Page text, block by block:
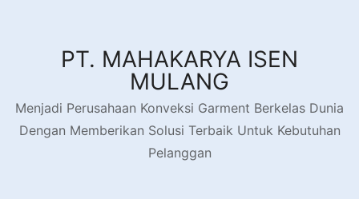
PT. MAHAKARYA ISEN
MULANG
Menjadi Perusahaan Konveksi Garment Berkelas Dunia
Dengan Memberikan Solusi Terbaik Untuk Kebutuhan
Pelanggan